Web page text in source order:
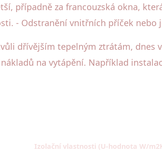
případně za francouzská okna,
- Odstranění vnitřních příček nebo
dřívějším tepelným ztrátám,
na vytápění. Například
Izolační vlastnosti (U-hodnota W/